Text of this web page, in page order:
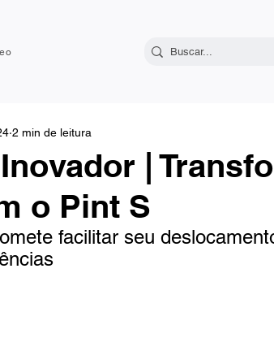
|
o Pint S
2 min de leitura
facilitar seu